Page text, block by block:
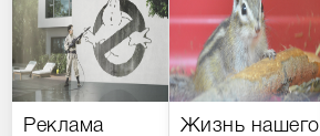
Реклама
Жизнь нашего